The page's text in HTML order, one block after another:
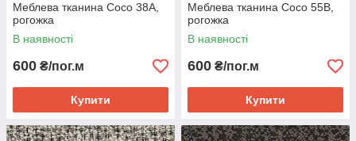
Меблева тканина Coco 38A,
рогожка
В наявності
600 ₴/пог.м
Купити
Меблева тканина Coco 55B,
рогожка
В наявності
600 ₴/пог.м
Купити